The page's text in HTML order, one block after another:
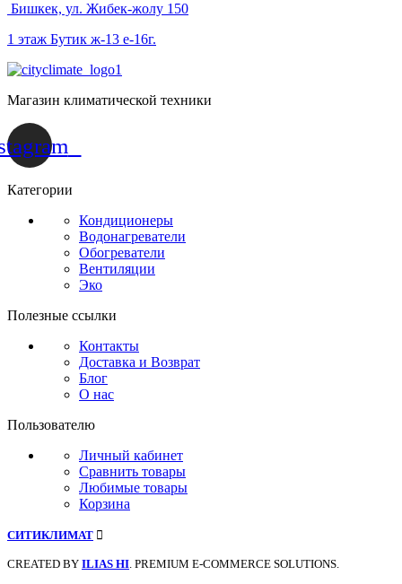
Бишкек, ул. Жибек-жолу 150
1 этаж Бутик ж-13 е-16г.
Магазин климатической техники
Категории
Кондиционеры
Водонагреватели
Обогреватели
Вентиляции
Эко
Полезные ссылки
Контакты
Доставка и Возврат
Блог
О нас
Пользователю
Личный кабинет
Сравнить товары
Любимые товары
Корзина
СИТИКЛИМАТ
CREATED BY ILIAS HI . PREMIUM E-COMMERCE SOLUTIONS.